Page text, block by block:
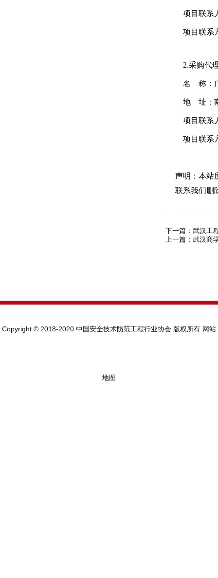
项目联系
项目联系
2.采购代
名 称：
地 址：南
项目联系
项目联系
声明：本站
联系我们删
下一篇： 武汉工
上一篇： 武汉商
Copyright © 2018-2020 中国安全技术防范工程行业协会 版权所有 网站
地图